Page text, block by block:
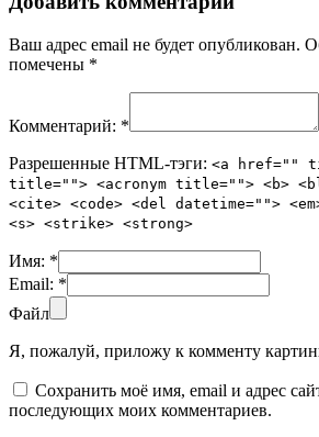
Ваш адрес email не будет опубликован.
помечены *
Комментарий: *
Разрешенные HTML-тэги: <a href=""
title=""> <acronym title=""> <b>
<cite> <code> <del datetime="">
<s> <strike> <strong>
Имя: *
Email: *
Файл
Я, пожалуй, приложу к комменту
Сохранить моё имя, email и адрес
последующих моих комментариев.